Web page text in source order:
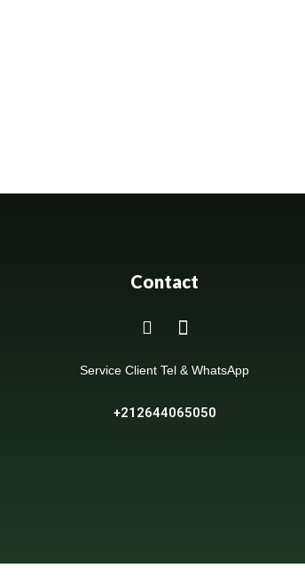
Contact
Service Client Tel & WhatsApp
+212644065050